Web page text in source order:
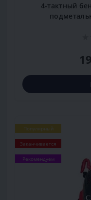
4-тактный
Популярный
Заканчивается
Рекомендуем